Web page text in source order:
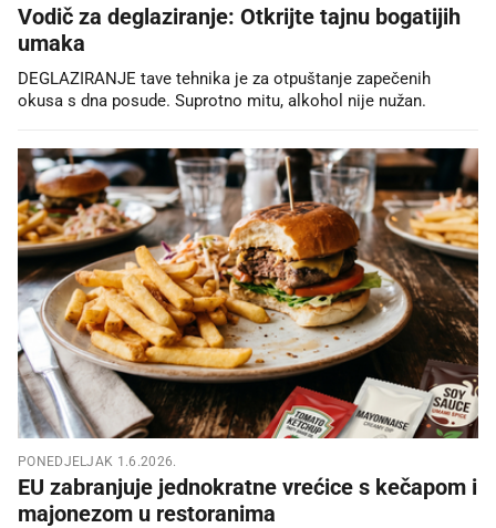
Vodič za deglaziranje: Otkrijte tajnu bogatijih
umaka
DEGLAZIRANJE tave tehnika je za otpuštanje zapečenih
okusa s dna posude. Suprotno mitu, alkohol nije nužan.
PONEDJELJAK 1.6.2026.
EU zabranjuje jednokratne vrećice s kečapom i
majonezom u restoranima